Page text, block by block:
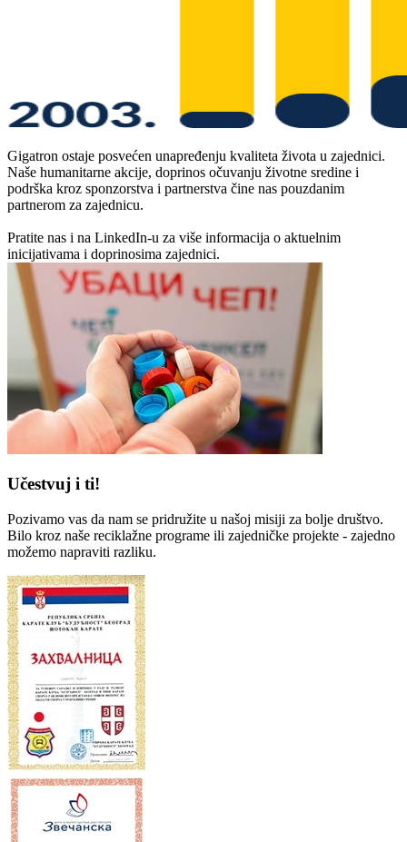
Gigatron ostaje posvećen unapređenju kvaliteta života u zajednici.
Naše humanitarne akcije, doprinos očuvanju životne sredine i
podrška kroz sponzorstva i partnerstva čine nas pouzdanim
partnerom za zajednicu.
Pratite nas i na LinkedIn-u za više informacija o aktuelnim
inicijativama i doprinosima zajednici.
Učestvuj i ti!
Pozivamo vas da nam se pridružite u našoj misiji za bolje društvo.
Bilo kroz naše reciklažne programe ili zajedničke projekte - zajedno
možemo napraviti razliku.